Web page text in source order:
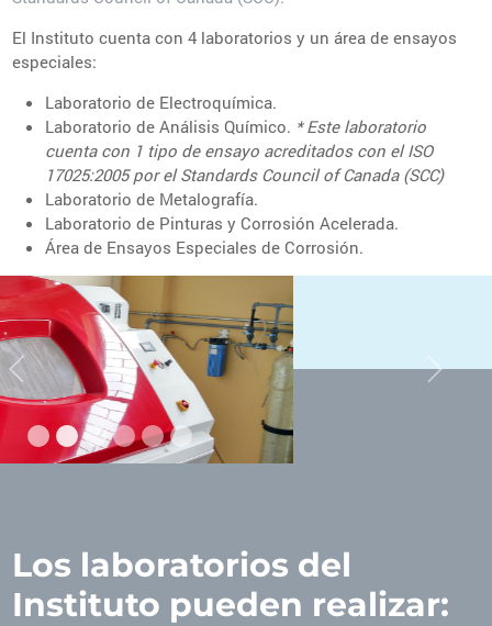
El Instituto cuenta con 4 laboratorios y un área de ensayos
especiales:
Laboratorio de Electroquímica.
Laboratorio de Análisis Químico. * Este laboratorio
cuenta con 1 tipo de ensayo acreditados con el ISO
17025:2005 por el Standards Council of Canada (SCC)
Laboratorio de Metalografía.
Laboratorio de Pinturas y Corrosión Acelerada.
Área de Ensayos Especiales de Corrosión.
Previous Next
Los laboratorios del
Instituto pueden realizar: